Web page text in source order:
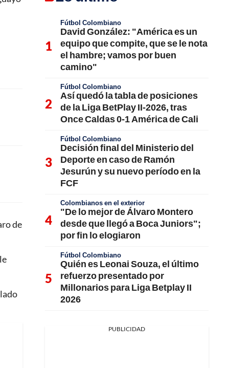
de
Fútbol Colombiano
David González: "América es un
equipo que compite, que se le nota
el hambre; vamos por buen
camino"
Fútbol Colombiano
Así quedó la tabla de posiciones
de la Liga BetPlay II-2026, tras
Once Caldas 0-1 América de Cali
Fútbol Colombiano
Decisión final del Ministerio del
Deporte en caso de Ramón
Jesurún y su nuevo período en la
FCF
Colombianos en el exterior
"De lo mejor de Álvaro Montero
desde que llegó a Boca Juniors";
por fin lo elogiaron
Fútbol Colombiano
Quién es Leonai Souza, el último
refuerzo presentado por
Millonarios para Liga Betplay II
2026
PUBLICIDAD